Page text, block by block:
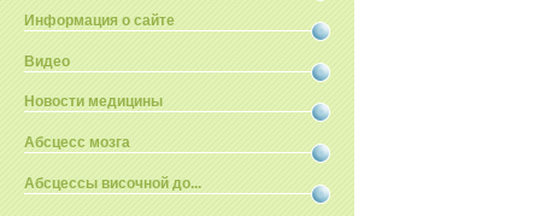
Информация о сайте
Видео
Новости медицины
Абсцесс мозга
Абсцессы височной до...